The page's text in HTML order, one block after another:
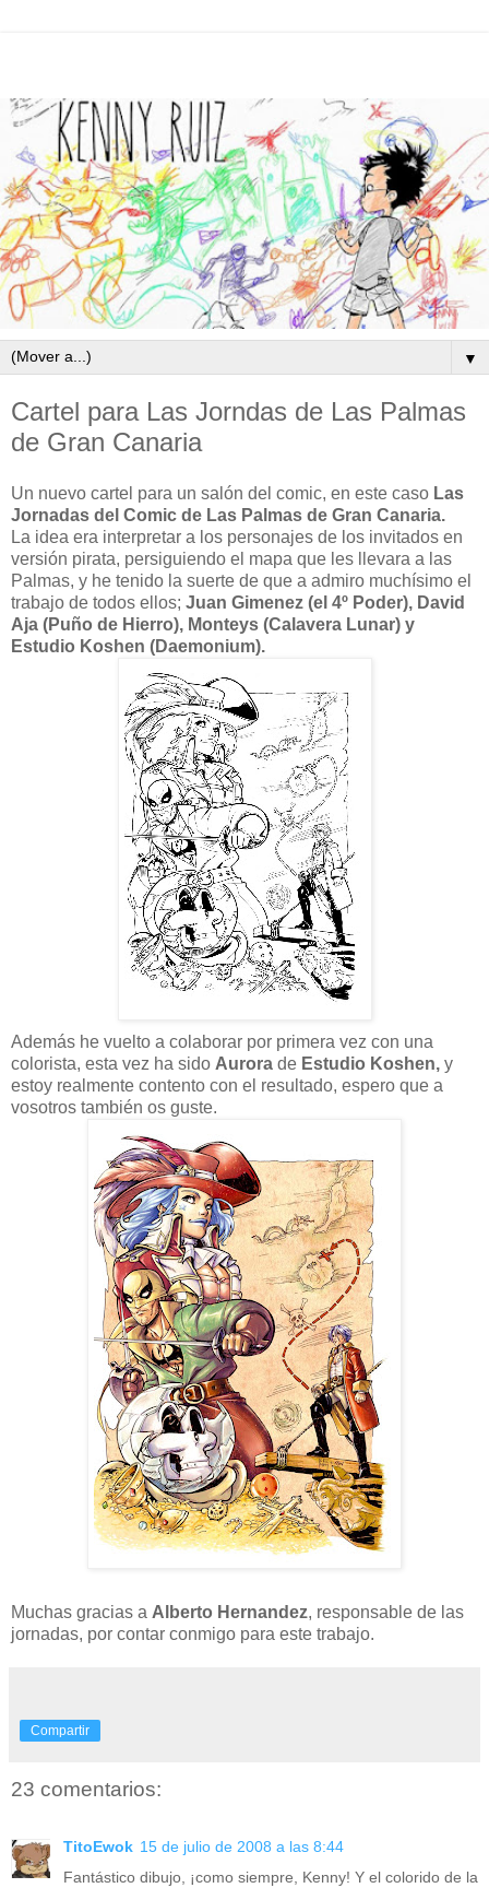
▼
Cartel para Las Jorndas de Las Palmas
de Gran Canaria
Un nuevo cartel para un salón del comic, en este caso Las
Jornadas del Comic de Las Palmas de Gran Canaria.
La idea era interpretar a los personajes de los invitados en
versión pirata, persiguiendo el mapa que les llevara a las
Palmas, y he tenido la suerte de que a admiro muchísimo el
trabajo de todos ellos; Juan Gimenez (el 4º Poder), David
Aja (Puño de Hierro), Monteys (Calavera Lunar) y
Estudio Koshen (Daemonium).
Además he vuelto a colaborar por primera vez con una
colorista, esta vez ha sido Aurora de Estudio Koshen, y
estoy realmente contento con el resultado, espero que a
vosotros también os guste.
Muchas gracias a Alberto Hernandez, responsable de las
jornadas, por contar conmigo para este trabajo.
Compartir
23 comentarios:
TitoEwok 15 de julio de 2008 a las 8:44
Fantástico dibujo, ¡como siempre, Kenny! Y el colorido de la